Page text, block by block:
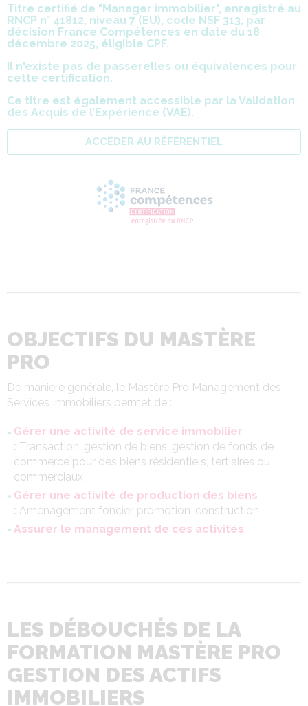
Titre certifié de " Manager immobilier", enregistré au
RNCP n° 41812, niveau 7 (EU), code NSF 313, par
décision France Compétences en date du 18
décembre 2025, éligible CPF.
Il n'existe pas de passerelles ou équivalences pour
cette certification.
Ce titre est également accessible par la Validation
des Acquis de l’Expérience (VAE).
ACCÉDER AU RÉFÉRENTIEL
OBJECTIFS DU MASTÈRE
PRO
De manière générale, le Mastère Pro Management des
Services Immobiliers permet de :
Gérer une activité de service immobilier
: Transaction, gestion de biens, gestion de fonds de
commerce pour des biens résidentiels, tertiaires ou
commerciaux
Gérer une activité de production des biens
: Aménagement foncier, promotion-construction
Assurer le management de ces activités
LES DÉBOUCHÉS DE LA
FORMATION MASTÈRE PRO
GESTION DES ACTIFS
IMMOBILIERS